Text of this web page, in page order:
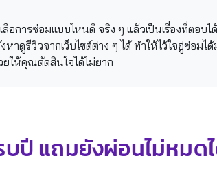
การซ่อมแบบไหนดี จริง ๆ แล้วเป็นเรื่องที่ตอบ
รีวิวจากเว็บไซต์ต่าง ๆ ได้ ทำให้ไว้ใจอู่ซ่อมไ
ยให้คุณตัดสินใจได้ไม่ยาก
ปี แถมยังผ่อนไม่หมด